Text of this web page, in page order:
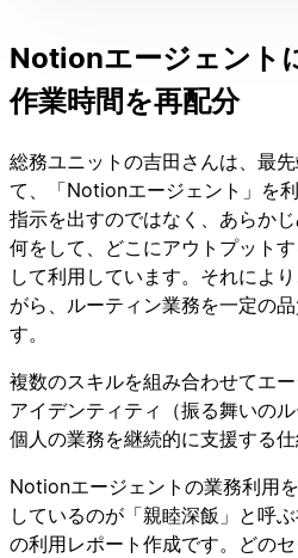
Notionエージェント
作業時間を再配分
総務ユニットの吉田さんは、最
て、「Notionエージェント」を
指示を出すのではなく、あらか
何をして、どこにアウトプット
して利用しています。それによ
がら、ルーティン業務を一定の
す。
複数のスキルを組み合わせてエ
アイデンティティ（振る舞いの
個人の業務を継続的に支援する仕
Notionエージェントの業務利用
しているのが「親睦深飯」と呼
の利用レポート作成です。どの